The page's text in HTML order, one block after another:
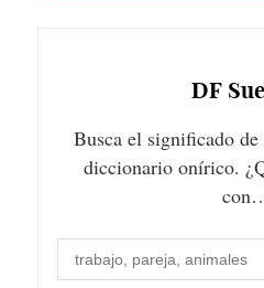
DF
Busca el significado
diccionario onírico.